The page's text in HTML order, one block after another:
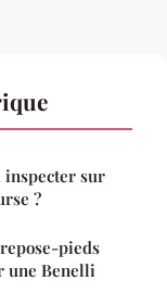
inspecter sur
?
pieds
une Benelli